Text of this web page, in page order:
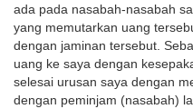
ada pada nasabah-nasabah
yang memutarkan uang
dengan jaminan tersebut.
uang ke saya dengan
selesai urusan saya dengan
dengan peminjam (nasabah)